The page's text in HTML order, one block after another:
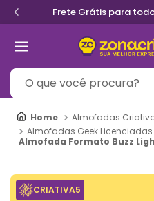
Frete Grátis para
O que você procura?
Almofadas
Almofadas Geek Licenciadas
Almofada Formato Buzz
CRIATIVA5